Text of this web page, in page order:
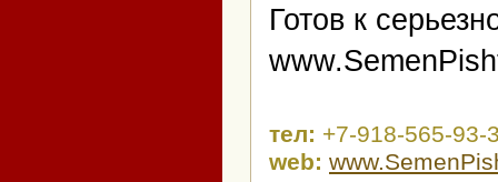
Готов к
тел: +7-918-565-93-
web: